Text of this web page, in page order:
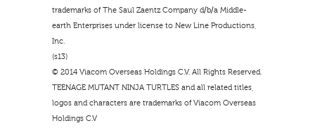
trademarks of The Saul Zaentz Company d/b/a Middle-
earth Enterprises under license to New Line Productions,
Inc.
(s13)
© 2014 Viacom Overseas Holdings C.V. All Rights Reserved.
TEENAGE MUTANT NINJA TURTLES and all related titles,
logos and characters are trademarks of Viacom Overseas
Holdings C.V